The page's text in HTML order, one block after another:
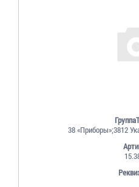
38 «Приборы»;3812